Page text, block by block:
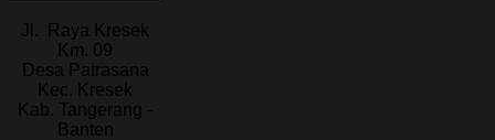
Jl. Raya Kresek
Km. 09
Desa Patrasana
Kec. Kresek
Kab. Tangerang -
Banten